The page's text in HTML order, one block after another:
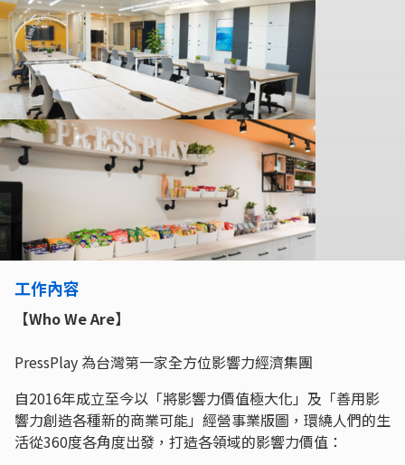
工作內容
【Who We Are】
PressPlay 為台灣第一家全方位影響力經濟集團
自2016年成立至今以「將影響力價值極大化」及「善用影
響力創造各種新的商業可能」經營事業版圖，環繞人們的生
活從360度各角度出發，打造各領域的影響力價值：